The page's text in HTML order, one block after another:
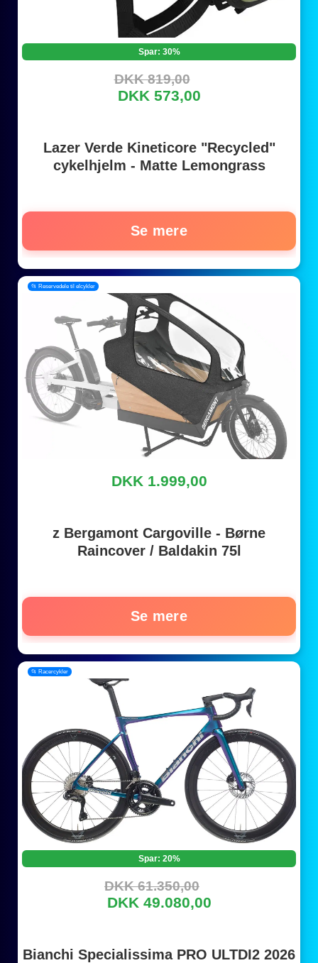
Spar: 30%
DKK 819,00
DKK 573,00
Lazer Verde Kineticore "Recycled"
cykelhjelm - Matte Lemongrass
Se mere
📂 Reservedele til elcykler
DKK 1.999,00
z Bergamont Cargoville - Børne
Raincover / Baldakin 75l
Se mere
📂 Racercykler
Spar: 20%
DKK 61.350,00
DKK 49.080,00
Bianchi Specialissima PRO ULTDI2 2026